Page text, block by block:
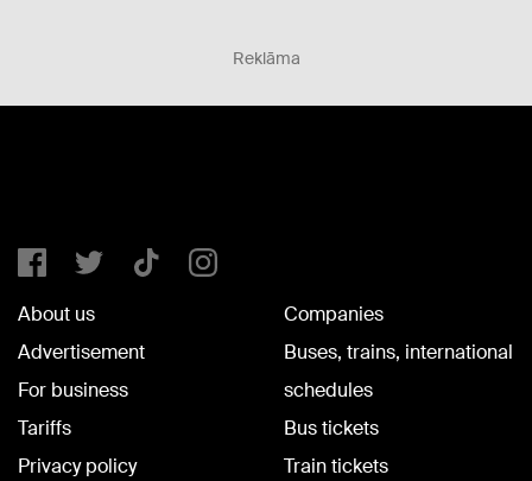
Reklāma
About us
Advertisement
For business
Tariffs
Privacy policy
Companies
Buses, trains, international
schedules
Bus tickets
Train tickets